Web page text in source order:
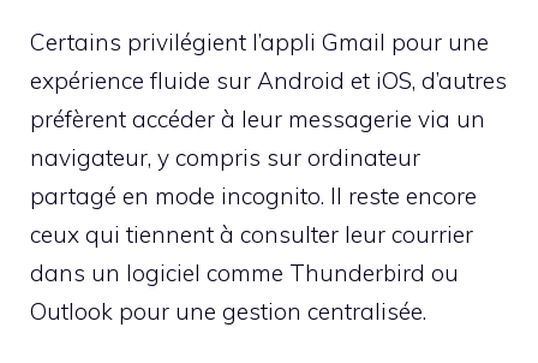
Certains privilégient l’appli Gmail pour une
expérience fluide sur Android et iOS, d’autres
préfèrent accéder à leur messagerie via un
navigateur, y compris sur ordinateur
partagé en mode incognito. Il reste encore
ceux qui tiennent à consulter leur courrier
dans un logiciel comme Thunderbird ou
Outlook pour une gestion centralisée.